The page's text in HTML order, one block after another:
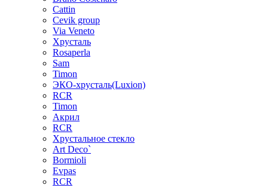
Cattin
Cevik group
Via Veneto
Хрусталь
Rosaperla
Sam
Timon
ЭКО-хрусталь(Luxion)
RCR
Timon
Акрил
RCR
Хрустальное стекло
Art Deco`
Bormioli
Evpas
RCR